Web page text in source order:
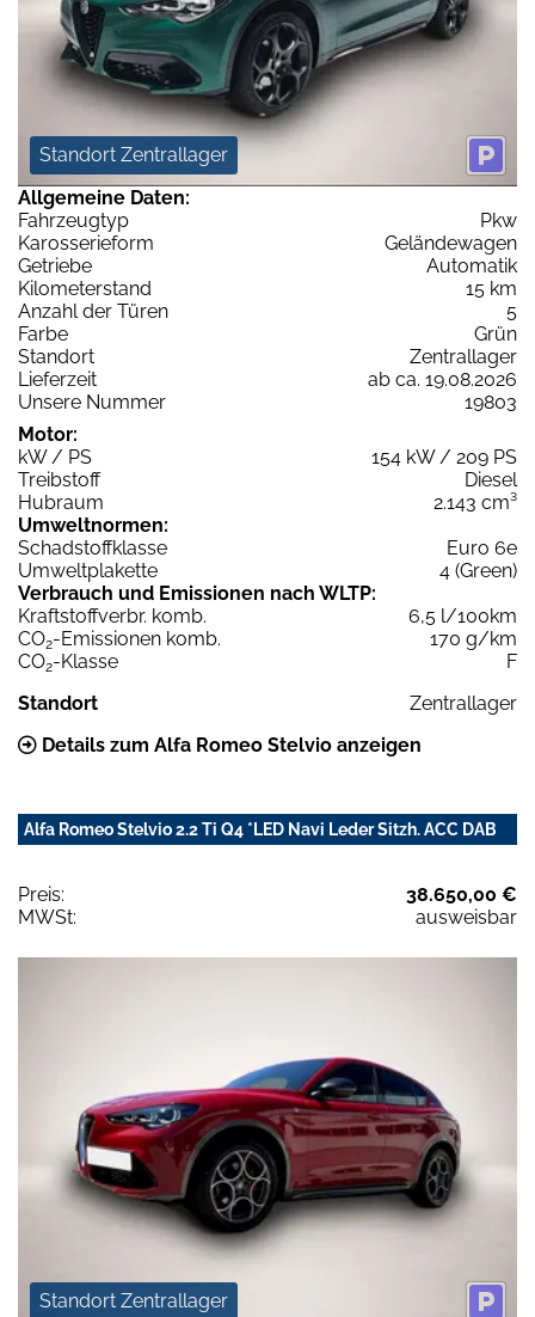
Standort Zentrallager
Allgemeine Daten:
Fahrzeugtyp
Pkw
Karosserieform
Geländewagen
Getriebe
Automatik
Kilometerstand
15 km
Anzahl der Türen
5
Farbe
Grün
Standort
Zentrallager
Lieferzeit
ab ca. 19.08.2026
Unsere Nummer
19803
Motor:
kW / PS
154 kW / 209 PS
Treibstoff
Diesel
Hubraum
2.143 cm³
Umweltnormen:
Schadstoffklasse
Euro 6e
Umweltplakette
4 (Green)
Verbrauch und Emissionen nach WLTP:
Kraftstoffverbr. komb.
6,5 l/100km
CO2-Emissionen komb.
170 g/km
CO2-Klasse
F
Standort
Zentrallager
Details zum Alfa Romeo Stelvio anzeigen
Alfa Romeo Stelvio 2.2 Ti Q4 *LED Navi Leder Sitzh. ACC DAB
Preis:
38.650,00 €
MWSt:
ausweisbar
Standort Zentrallager